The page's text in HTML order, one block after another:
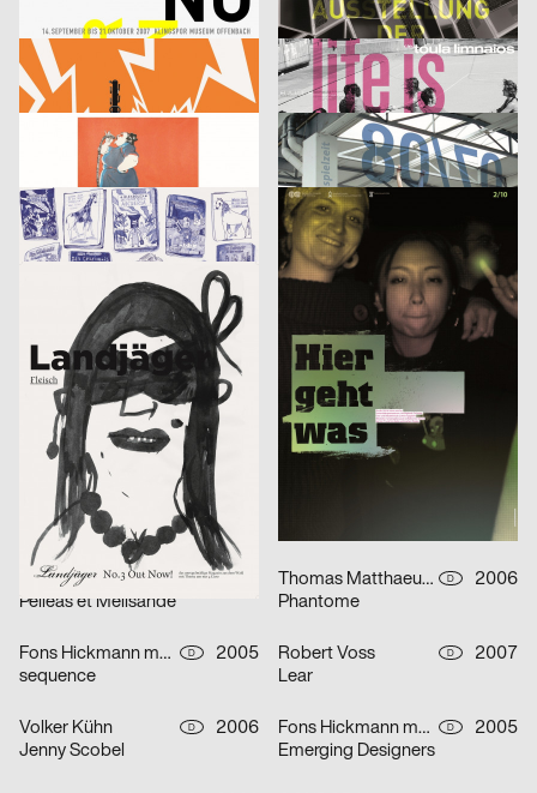
Klingspor Museum 2007
Finale. Ausstellung der Diplomarbeiten
2007
tesla medien ›kunst‹ labor 2007
cyan (Daniela Haufe + Detlef Fiedler) D
2007
cie. toula limnaios: life is perfect
din jank visuelle kommunikation, Fritz Beck, Doris Weber D
2007
Image
Jana Garberg D
2007
Armin Abmeier und die Tollen Hefte
Christof Nardin, Anna-Nora Szilit, Christian Feurstein, Martin Fetz
2007
Landjäger No.3 – Fleisch
Euro RSCG Düsseldorf
2007
Roland Piltz, Aisha Ronniger
2007
Identikit
Volker Pfüller
Bilderlesen
McCann Erickson Gesellschaft m.b.H.
2005
Heinecken X-Mas
3007
2006
It’s never too late to have a happy childhood
strichpunkt D
2007
Der fliegende Holländer
2005
strichpunkt D
2007
Pelléas et Mélisande
Thomas Matthaeus Müller D
2006
Phantome
Fons Hickmann m23 D
2005
sequence
Robert Voss D
2007
Lear
Volker Kühn D
2006
Jenny Scobel
Fons Hickmann m23 D
2005
Emerging Designers